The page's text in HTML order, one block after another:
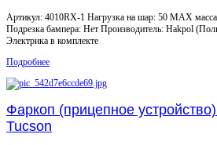
Артикул: 4010RX-1 Нагрузка на шар: 50 MAX
Подрезка бампера: Нет Производитель: Hakpol
Электрика в комплекте
Подробнее
Фаркоп (прицепное
Tucson